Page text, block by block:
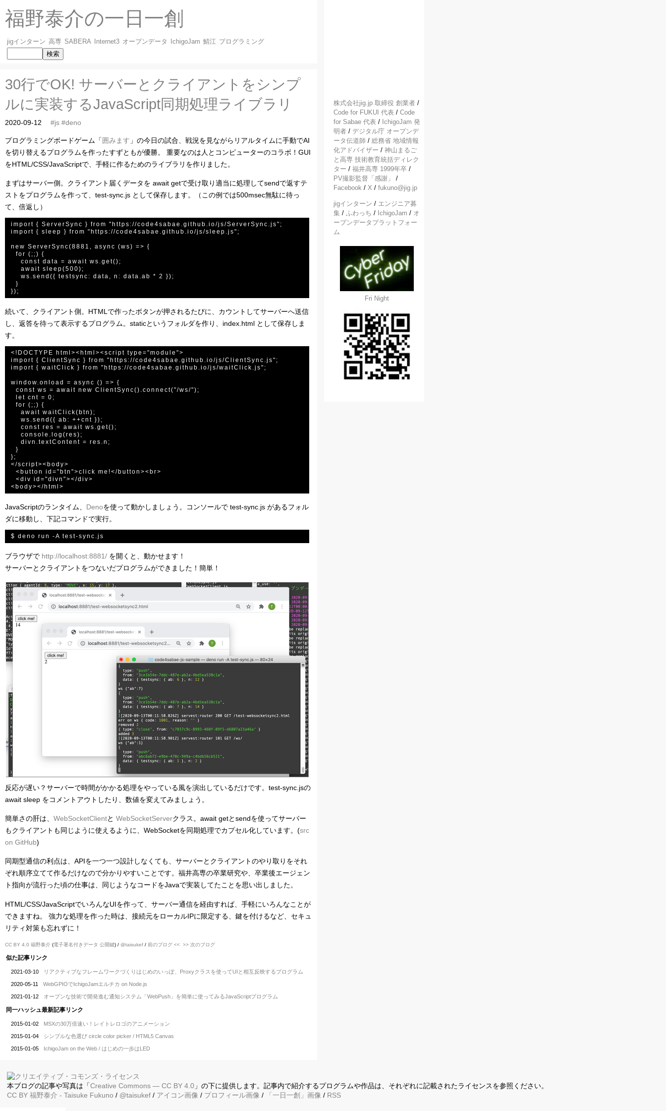
福野泰介の一日一創
jigインターン 高専 SABERA Internet3 オープンデータ IchigoJam 鯖江 プログラミング
30行でOK! サーバーとクライアントをシンプ
ルに実装するJavaScript同期処理ライブラリ
2020-09-12 #js #deno
プログラミングボードゲーム「 囲みます 」の今日の試合、戦況を見ながらリアルタイムに手動でAI
を切り替えるプログラムを作ったすずともが優勝。 重要なのは人とコンピューターのコラボ！GUI
をHTML/CSS/JavaScriptで、手軽に作るためのライブラリを作りました。
まずはサーバー側。クライアント届くデータを await getで受け取り適当に処理してsendで返すテ
ストをプログラムを作って、test-sync.js として保存します。（この例では500msec無駄に待っ
て、倍返し）
import { ServerSync } from "https://code4sabae.github.io/js/ServerSync.js";
import { sleep } from "https://code4sabae.github.io/js/sleep.js";
new ServerSync(8881, async (ws) => {
  for (;;) {
    const data = await ws.get();
    await sleep(500);
    ws.send({ testsync: data, n: data.ab * 2 });
  }
続いて、クライアント側。HTMLで作ったボタンが押されるたびに、カウントしてサーバーへ送信
し、返答を待って表示するプログラム。staticというフォルダを作り、index.html として保存しま
す。
<!DOCTYPE html><html><script type="module">
import { ClientSync } from "https://code4sabae.github.io/js/ClientSync.js";
import { waitClick } from "https://code4sabae.github.io/js/waitClick.js";
window.onload = async () => {
  const ws = await new ClientSync().connect("/ws/");
  for (;;) {
    await waitClick(btn);
    ws.send({ ab: ++cnt });
    const res = await ws.get();
    console.log(res);
    divn.textContent = res.n;
  }
};
</script><body>
  <button id="btn">click me!</button><br>
  <div id="divn"></div>
JavaScriptのランタイム、 Denoを使って動かしましょう。コンソールで test-sync.js があるフォル
ダに移動し、下記コマンドで実行。
ブラウザで http://localhost:8881/ を開くと、動かせます！
サーバーとクライアントをつないだプログラムができました！簡単！
反応が遅い？サーバーで時間がかかる処理をやっている風を演出しているだけです。test-sync.jsの
await sleep をコメントアウトしたり、数値を変えてみましょう。
簡単さの肝は、 WebSocketClientと WebSocketServerクラス。await getとsendを使ってサーバー
もクライアントも同じように使えるように、WebSocketを同期処理でカプセル化しています。(src
on GitHub)
同期型通信の利点は、APIを一つ一つ設計しなくても、サーバーとクライアントのやり取りをそれ
ぞれ順序立てて作るだけなので分かりやすいことです。福井高専の卒業研究や、卒業後エージェン
ト指向が流行った頃の仕事は、同じようなコードをJavaで実装してたことを思い出しました。
HTML/CSS/JavaScriptでいろんなUIを作って、サーバー通信を経由すれば、手軽にいろんなことが
できますね。 強力な処理を作った時は、接続元をローカルIPに限定する、鍵を付けるなど、セキュ
リティ対策も忘れずに！
CC BY 4.0 福野泰介 (電子署名付きデータ 公開鍵) / @taisukef / 前のブログ << >> 次のブログ
似た記事リンク
2021-03-10 リアクティブなフレームワークづくりはじめのいっぽ、Proxyクラスを使ってUIと相互反映するプログラム
2020-05-11 WebGPIOでIchigoJamエルチカ on Node.js
2021-01-12 オープンな技術で開発進む通知システム「WebPush」を簡単に使ってみるJavaScriptプログラム
同一ハッシュ最新記事リンク
2015-01-02 MSXの30万倍速い！レイトレロゴのアニメーション
2015-01-04 シンプルな色選び circle color picker / HTML5 Canvas
2015-01-05 IchigoJam on the Web / はじめの一歩はLED
株式会社jig.jp 取締役 創業者 /
Code for FUKUI 代表 / Code
for Sabae 代表 / IchigoJam 発
明者 / デジタル庁 オープンデ
ータ伝道師 / 総務省 地域情報
化アドバイザー / 神山まるご
と高専 技術教育統括ディレク
ター / 福井高専 1999年卒 /
PV撮影監督「感謝」
/
Facebook / X / fukuno@jig.jp
jigインターン / エンジニア募
集 / ふわっち / IchigoJam / オ
ープンデータプラットフォー
ム
Fri Night
本ブログの記事や写真は「Creative Commons — CC BY 4.0 」の下に提供します。記事内で紹介するプログラムや作品は、それぞれに記載されたライセンスを参照ください。
CC BY 福野泰介 - Taisuke Fukuno / @taisukef / アイコン画像 / プロフィール画像 / 「一日一創」画像 / RSS